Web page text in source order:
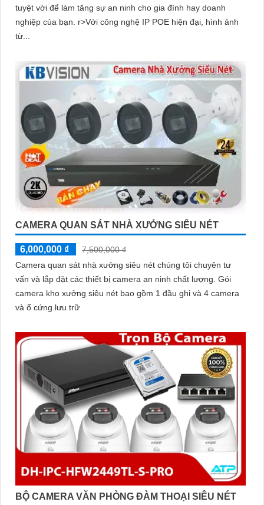
tuyệt vời để làm tăng sự an ninh cho gia đình hay doanh
nghiệp của bạn. r>Với công nghệ IP POE hiện đại, hình ảnh
từ...
CAMERA QUAN SÁT NHÀ XƯỞNG SIÊU NÉT
6,000,000 ₫
7,500,000 ₫
Camera quan sát nhà xưởng siêu nét chúng tôi chuyên tư
vấn và lắp đặt các thiết bị camera an ninh chất lượng. Gói
camera kho xưởng siêu nét bao gồm 1 đầu ghi và 4 camera
và ổ cứng lưu trữ
BỘ CAMERA VĂN PHÒNG ĐÀM THOẠI SIÊU NÉT